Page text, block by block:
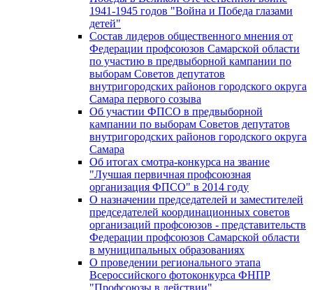
1941-1945 годов "Война и Победа глазами
детей"
Состав лидеров общественного мнения от
Федерации профсоюзов Самарской области
по участию в предвыборной кампании по
выборам Советов депутатов
внутригородских районов городского округа
Самара первого созыва
Об участии ФПСО в предвыборной
кампании по выборам Советов депутатов
внутригородских районов городского округа
Самара
Об итогах смотра-конкурса на звание
"Лучшая первичная профсоюзная
организация ФПСО" в 2014 году
О назначении председателей и заместителей
председателей координационных советов
организаций профсоюзов - представительств
Федерации профсоюзов Самарской области
в муниципальных образованиях
О проведении регионального этапа
Всероссийского фотоконкурса ФНПР
"Профсоюзы в действии"